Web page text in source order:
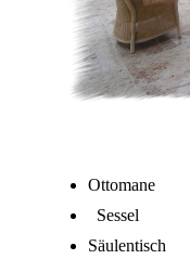
Ottomane
Sessel
Säulentisch